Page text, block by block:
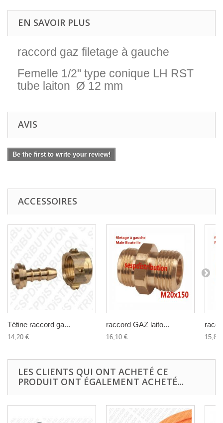
EN SAVOIR PLUS
raccord gaz filetage à gauche
Femelle 1/2" type conique LH RST
tube laiton Ø 12 mm
AVIS
Be the first to write your review!
ACCESSOIRES
Tétine raccord ga...
14,20 €
raccord GAZ laito...
16,10 € 15,80
LES CLIENTS QUI ONT ACHETÉ CE
PRODUIT ONT ÉGALEMENT ACHETÉ...